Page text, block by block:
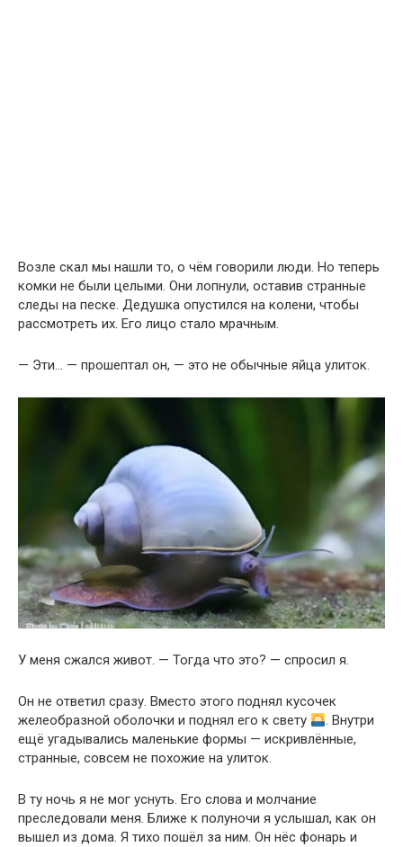
Возле скал мы нашли то, о чём говорили люди. Но теперь
комки не были целыми. Они лопнули, оставив странные
следы на песке. Дедушка опустился на колени, чтобы
рассмотреть их. Его лицо стало мрачным.
— Эти… — прошептал он, — это не обычные яйца улиток.
У меня сжался живот. — Тогда что это? — спросил я.
Он не ответил сразу. Вместо этого поднял кусочек
желеобразной оболочки и поднял его к свету
. Внутри
ещё угадывались маленькие формы — искривлённые,
странные, совсем не похожие на улиток.
В ту ночь я не мог уснуть. Его слова и молчание
преследовали меня. Ближе к полуночи я услышал, как он
вышел из дома. Я тихо пошёл за ним. Он нёс фонарь и